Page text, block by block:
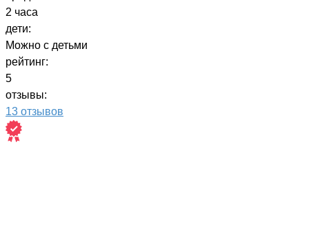
2 часа
дети:
Можно с детьми
рейтинг:
5
отзывы:
13 отзывов